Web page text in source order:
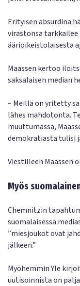
Erityisen absurdina
virastonsa
äärioikeistolaisesta
Maassen kertoo
saksalaisen median
– Meillä on yritetty
lähes mahdotonta.
muuttumassa,
demokratiasta tulisi
Viestilleen Maassen
Myös
Chemnitzin
suomalaisessa
”miesjoukot ovat
jälkeen.”
Myöhemmin Yle
uutisoinnista on